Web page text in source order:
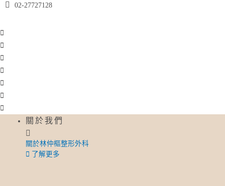
02-27727128
關於我們
關於林仲樞整形外科
了解更多